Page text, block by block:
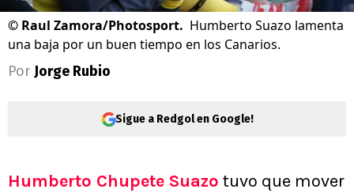
© Raul Zamora/Photosport. Humberto Suazo lamenta
una baja por un buen tiempo en los Canarios.
Por Jorge Rubio
Sigue a Redgol en Google!
Humberto Chupete Suazo tuvo que mover